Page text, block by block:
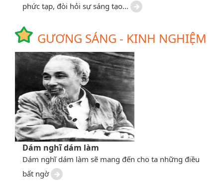
phức tạp, đòi hỏi sự sáng tạo…
GƯƠNG SÁNG - KINH NGHIỆM
Dám nghĩ dám làm
Dám nghĩ dám làm sẽ mang đến cho ta những điều
bất ngờ